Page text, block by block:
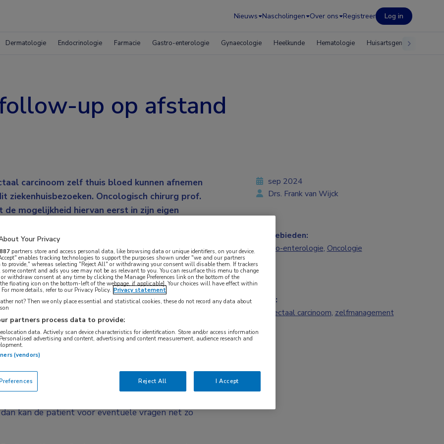
Nieuws Nascholingen Over ons Registreer Log in
Dermatologie Endocrinologie Farmacie Gastro-enterologie Gynaecologie Heelkunde Hematologie Huisartsgeneeskunde
up op afstand
carcinoom zelf thuis bloed kunnen afnemen
ziekenhuisbezoeken. Oncologisch chirurg prof.
mogelijkheid hiervan eerst in zijn eigen
volgde in de DISTANCE-studie. De
dan alleen follow-up na colorectaal
up na een behandeling voor colorectaal
naar het ziekenhuis komt voor een CEA-bepaling.
bepaling. “De patiënt komt voor dit
is eigenlijk onnodig”, vertelt De Wilt. “Bloed kan
hij ook zelf de bepaling doet, hoeft hij
hoe het in de richtlijnen staat, niet alleen bij
komt voor controles naar het ziekenhuis.
ook dingen moet doen die dit bezoek
alleen het meedelen van de uitslag van de CEA-
dat na het eerste jaar de kwaliteit van leven en
kan de patiënt voor eventuele vragen net zo
sep 2024
Drs. Frank van Wijck
Vakgebieden:
Gastro-enterologie, Oncologie
Tags:
colorectaal carcinoom, zelfmanagement
Your Privacy
887 partners store and access personal data, like browsing data or unique identifiers, on your device.
enables tracking technologies to support the purposes shown under "we and our partners
to provide," whereas selecting "Reject All" or withdrawing your consent will disable them. If trackers
some content and ads you see may not be as relevant to you. You can resurface this menu to change
or withdraw consent at any time by clicking the Manage Preferences link on the bottom of the
floating icon on the bottom-left of the webpage, if applicable]. Your choices will have effect within
more details, refer to our Privacy Policy. Privacy statement
not? Then we only place essential and statistical cookies, these do not record any data about
partners process data to provide:
data. Actively scan device characteristics for identification. Store and/or access information
advertising and content, advertising and content measurement, audience research and
(vendors)
Reject All I Accept